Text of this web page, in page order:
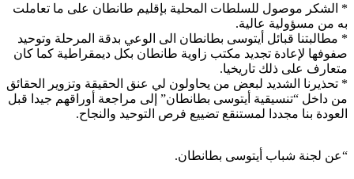
* الشكر موصول للسلطات المحلية بإقليم طانطان على ما تعاملت
به من مسؤولية عالية.
* مطالبتنا قبائل أيتوسى بطانطان الى الوعي بدقة المرحلة وتوحيد
صفوفها لإعادة تجديد مكتب زاوية طانطان بكل ديمقراطية كما كان
متعارف على ذلك تاريخيا.
* تحذيرنا الشديد لبعض من يحاولون لي عنق الحقيقة وتزوير الحقائق
من داخل “تنسيقية أيتوسى بطانطان” إلى مراجعة أوراقهم جيدا قبل
العودة بنا مجددا لمستنقع تضييع فرص التوحيد والنجاح.
“عن لجنة شباب أيتوسى بطانطان.